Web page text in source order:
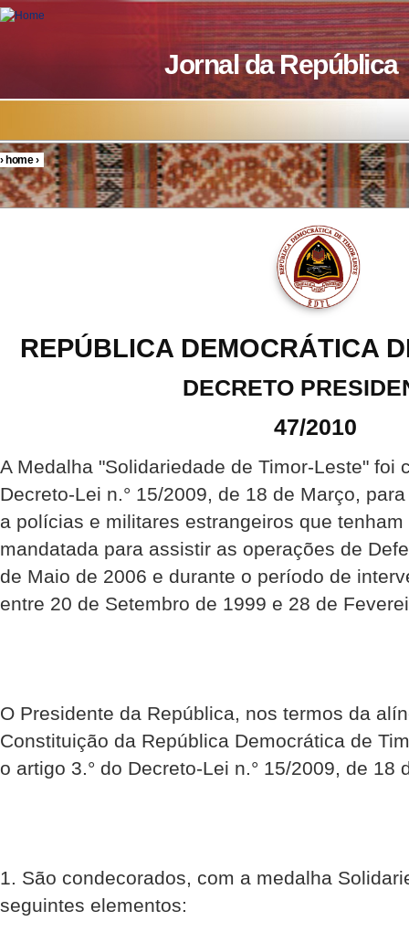
Skip to main content
Jornal da República
You are here
›home›
REPÚBLICA DEMOCRÁTICA
DECRETO
47/2010
A Medalha "Solidariedade de Timor-Leste" foi
Decreto-Lei n.° 15/2009, de 18 de Março,
a polícias e militares estrangeiros que
mandatada para assistir as operações de
de Maio de 2006 e durante o período de
entre 20 de Setembro de 1999 e 28 de
O Presidente da República, nos termos da
Constituição da República Democrática de
o artigo 3.° do Decreto-Lei n.° 15/2009, de 18
1. São condecorados, com a medalha
seguintes elementos: